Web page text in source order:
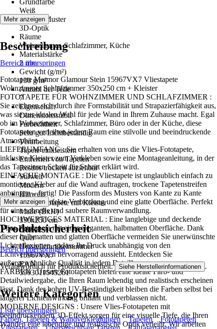
Grundfarbe
Weiß
Dekor / Muster
3D-Optik
Räume
Wohnzimmer, Schlafzimmer, Küche
Materialstärke
2 mm
Gewicht (g/m²)
130 g/m²
Anzahl der Teile
7
Eigenschaft
Dimensionsstabil
Farbechtheit
Sehr gut Lichtbeständig
Verarbeitung
Tapete einkleistern
Entfernen von Tapeten
Restlos trocken abziehbar
Stilwelt
Modern
Hinweis
Vlies Fototapete mit Kleister
Maße (BxH)
350x250 cm
Format
Quer
Herstellerartikelnummer
15967VX7
EAN
5903011545261
Mehr anzeigen
Beschreibung
Bereich überspringen
Fototapete Marmor Glamour Stein 15967VX7 Vliestapete
Wohnzimmer Schlafzimmer 350x250 cm + Kleister
FOTOTAPETE FÜR WOHNZIMMER UND SCHLAFZIMMER :
Sie zeichnen sich durch ihre Formstabilität und Strapazierfähigkeit aus,
was sie zur idealen Wahl für jede Wand in Ihrem Zuhause macht. Egal
ob im Wohnzimmer, Schlafzimmer, Büro oder in der Küche, diese
Fototapeten verleihen jedem Raum eine stilvolle und beeindruckende
Atmosphäre..
LIEFERUMFANG : Sie erhalten von uns die Vlies-Fototapete,
inklusive Kleister zum Verkleben sowie eine Montageanleitung, in der
das Tapezieren Schritt für Schritt erklärt wird.
EINFACHE MONTAGE : Die Vliestapete ist unglaublich einfach zu
montieren: Kleber auf die Wand auftragen, trockene Tapetenstreifen
anbringen – fertig! Die Passform des Musters von Kante zu Kante
sorgt für eine perfekte Verbindung und eine glatte Oberfläche. Perfekt
für eine schnelle und saubere Raumverwandlung.
HOCHWERTIGES MATERIAL : Eine langlebige und deckende
Vlies-Fototapete mit einer eleganten, halbmatten Oberfläche. Dank
dieser halbmatten und glatten Oberfläche vermeiden Sie unerwünschte
Lichtreflexionen, sodass Ihr Druck unabhängig von den
Lichtverhältnissen hervorragend aussieht. Entdecken Sie
außergewöhnliche Qualität in jedem Detail!
FARBEN : Unsere Fototapeten bieten eine ideale Farb- und
Detailwiedergabe, die Ihren Raum lebendig und realistisch erscheinen
lässt. Dank der hohen UV-Beständigkeit bleiben die Farben selbst bei
längerer Lichteinwirkung brillant und verblassen nicht.
MODERNE DESIGNS : Unsere Vlies-Fototapeten mit
beeindruckendem 3D-Effekt sorgen für eine visuelle Tiefe, die Ihren
Wänden eine lebendige und realistische Optik verleiht. Wir arbeiten
Mehr anzeigen
Produktsicherheit
Bereich überspringen
Verantwortlich für Produktsicherheit: Siehe Herstellerinformationen .
Weitere Kategorien
Liste überspringen
Farben, Tapeten & Wandverkleidungen
Tapeten
Fototapeten